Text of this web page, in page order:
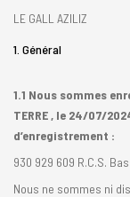
LE GALL AZILIZ
1. Général
1.1 Nous sommes
TERRE , le 24/07/
d’enregistrement :
930 929 609 R.C.S.
Nous ne sommes ni